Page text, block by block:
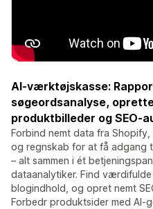
AI-værktøjskasse:
søgeordsanalyse,
produktbilleder og SEO-
Forbind nemt data fra
og regnskab for at få adgang
– alt sammen i ét
dataanalytiker. Find
blogindhold, og opret nemt
Forbedr produktsider med AI-